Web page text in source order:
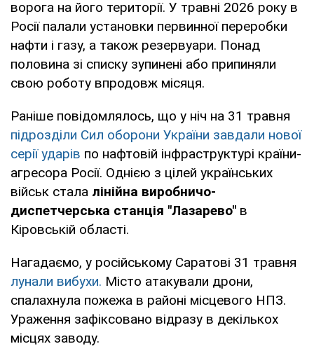
ворога на його території. У травні 2026 року в
Росії палали установки первинної переробки
нафти і газу, а також резервуари. Понад
половина зі списку зупинені або припиняли
свою роботу впродовж місяця.
Раніше повідомлялось, що у ніч на 31 травня
підрозділи Сил оборони України завдали нової
серії ударів по нафтовій інфраструктурі країни-
агресора Росії. Однією з цілей українських
військ стала лінійна виробничо-
диспетчерська станція "Лазарево" в
Кіровській області.
Нагадаємо, у російському Саратові 31 травня
лунали вибухи. Місто атакували дрони,
спалахнула пожежа в районі місцевого НПЗ.
Ураження зафіксовано відразу в декількох
місцях заводу.